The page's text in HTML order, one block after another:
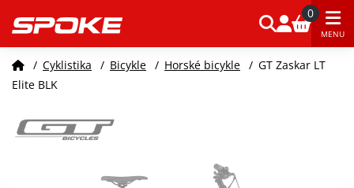
0
MENU
/ Cyklistika / Bicykle / Horské bicykle / GT Zaskar LT
Elite BLK